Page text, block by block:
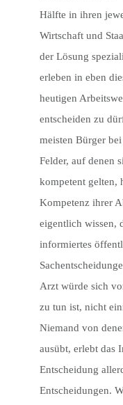
Hälfte in ihren
Wirtschaft und
der Lösung
erleben in eben
heutigen
entscheiden zu
meisten Bürger
Felder, auf denen
kompetent gelten,
Kompetenz ihrer
eigentlich wissen,
informiertes
Arzt würde sich
zu tun ist, nicht
Niemand von
ausübt, erlebt das
Entscheidung
Entscheidungen.